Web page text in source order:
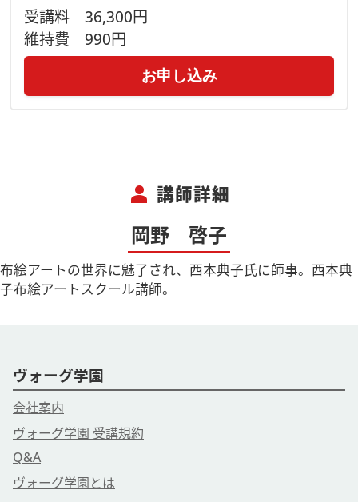
受講料 36,300円
維持費 990円
お申し込み
person 講師詳細
岡野 啓子
布絵アートの世界に魅了され、西本典子氏に師事。西本典
子布絵アートスクール講師。
ヴォーグ学園
会社案内
ヴォーグ学園 受講規約
Q&A
ヴォーグ学園とは